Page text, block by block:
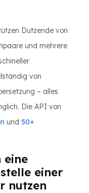
Dutzende von
und mehrere
von
– alles
Die API von
und 50+
eine
einer
nutzen